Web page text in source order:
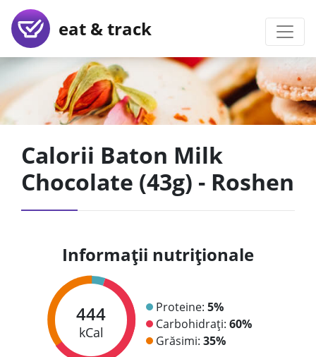
eat & track
Calorii Baton Milk
Chocolate (43g) - Roshen
Informații nutriționale
444
kCal
Proteine: 5%
Carbohidrați: 60%
Grăsimi: 35%